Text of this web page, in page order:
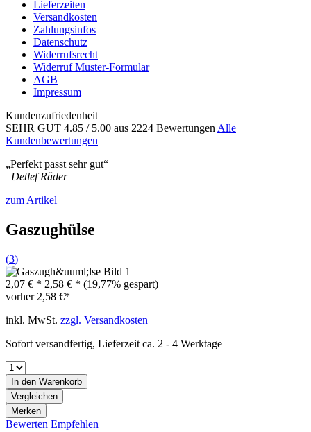
Lieferzeiten
Versandkosten
Zahlungsinfos
Datenschutz
Widerrufsrecht
Widerruf Muster-Formular
AGB
Impressum
Kundenzufriedenheit
SEHR GUT 4.85 / 5.00 aus 2224 Bewertungen Alle
Kundenbewertungen
„Perfekt passt sehr gut“
–Detlef Räder
zum Artikel
Gaszughülse
(3)
2,07 € * 2,58 € * (19,77% gespart)
vorher 2,58 €*
inkl. MwSt. zzgl. Versandkosten
Sofort versandfertig, Lieferzeit ca. 2 - 4 Werktage
In den Warenkorb
Vergleichen
Merken
Bewerten Empfehlen